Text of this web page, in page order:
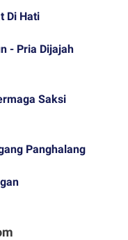
Di Hati
- Pria Dijajah
Saksi
Panghalang